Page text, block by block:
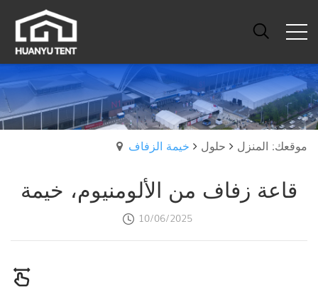
موقعك: المنزل حلول خيمة الزفاف
قاعة زفاف من الألومنيوم، خيمة
10/06/2025